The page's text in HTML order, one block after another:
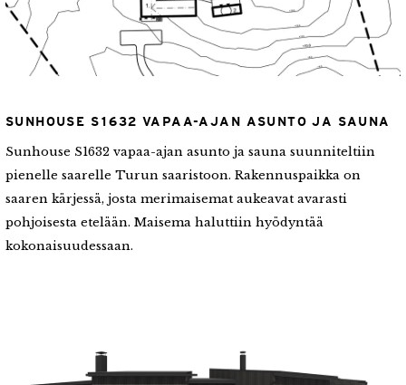
SUNHOUSE S1632 VAPAA-AJAN ASUNTO JA SAUNA
Sunhouse S1632 vapaa-ajan asunto ja sauna suunniteltiin
pienelle saarelle Turun saaristoon. Rakennuspaikka on
saaren kärjessä, josta merimaisemat aukeavat avarasti
pohjoisesta etelään. Maisema haluttiin hyödyntää
kokonaisuudessaan.